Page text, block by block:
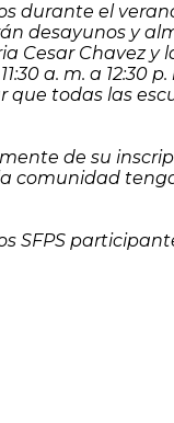
durante el
desayunos y
Cesar Chavez y
a. m. a 12:30
todas las
de su
comunidad
SFPS